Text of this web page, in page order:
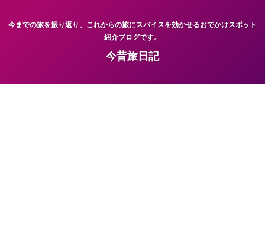
今までの旅を振り返り、これからの旅にスパイスを効かせるおでかけスポット
紹介ブログです。
今昔旅日記